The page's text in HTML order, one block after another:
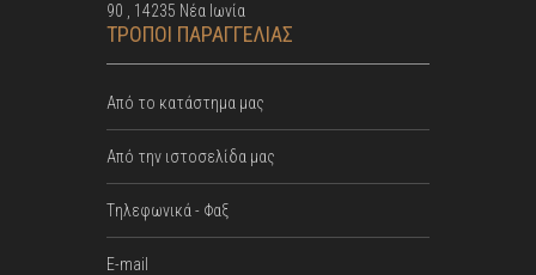
90 , 14235 Νέα Ιωνία
ΤΡΟΠΟΙ ΠΑΡΑΓΓΕΛΙΑΣ
Από το κατάστημα μας
Από την ιστοσελίδα μας
Tηλεφωνικά - Φαξ
E-mail